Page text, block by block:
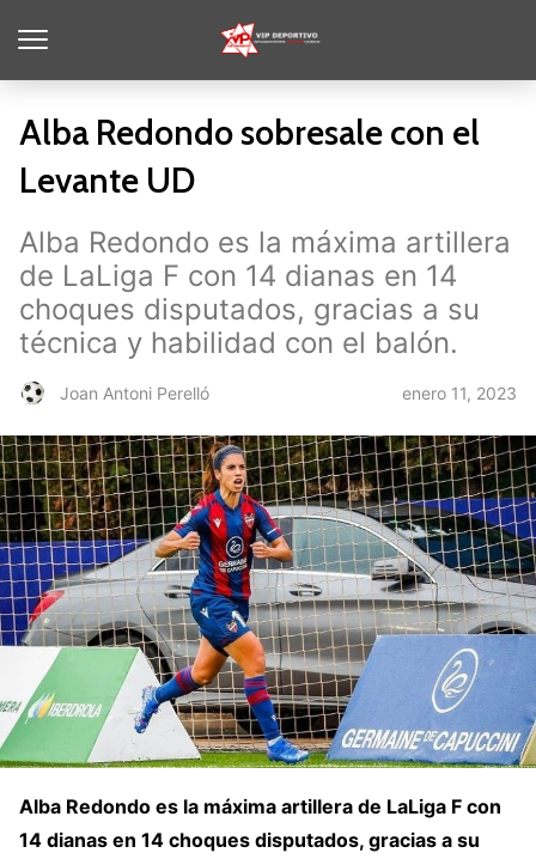
Alba Redondo sobresale con el
Levante UD
Alba Redondo es la máxima artillera
de LaLiga F con 14 dianas en 14
choques disputados, gracias a su
técnica y habilidad con el balón.
Joan Antoni Perelló enero 11, 2023
Alba Redondo es la máxima artillera de LaLiga F con
14 dianas en 14 choques disputados, gracias a su